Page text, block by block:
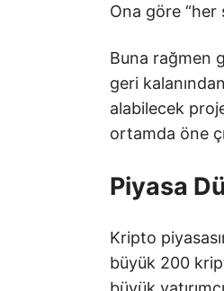
Ona göre “her
Buna rağmen
geri
alabilecek
ortamda öne
Piyasa
Kripto
büyük 200